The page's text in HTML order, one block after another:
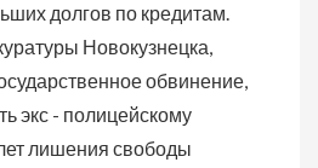
долгов по кредитам.
Новокузнецка,
обвинение,
экс - полицейскому
лишения свободы